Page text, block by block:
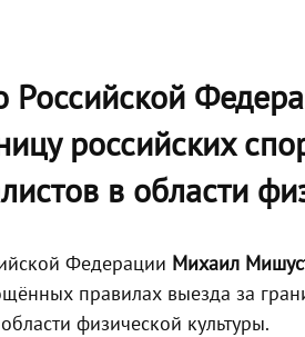
Российской
российских
в области
Федерации Михаил
правилах выезда за
физической культуры.